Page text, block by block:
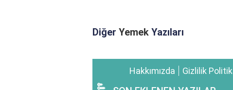
Diğer Yemek Yazıları
Hakkımızda Gizlilik